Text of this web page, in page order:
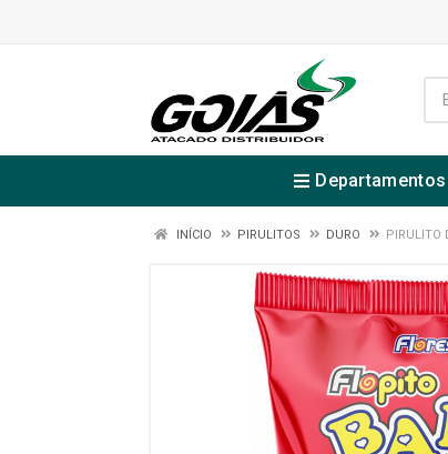
Departamentos
INÍCIO PIRULITOS DURO PIRULITO